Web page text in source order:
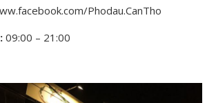
Phodau.CanTho
09:00 – 21:00